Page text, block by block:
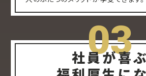
03
社員が喜ぶ